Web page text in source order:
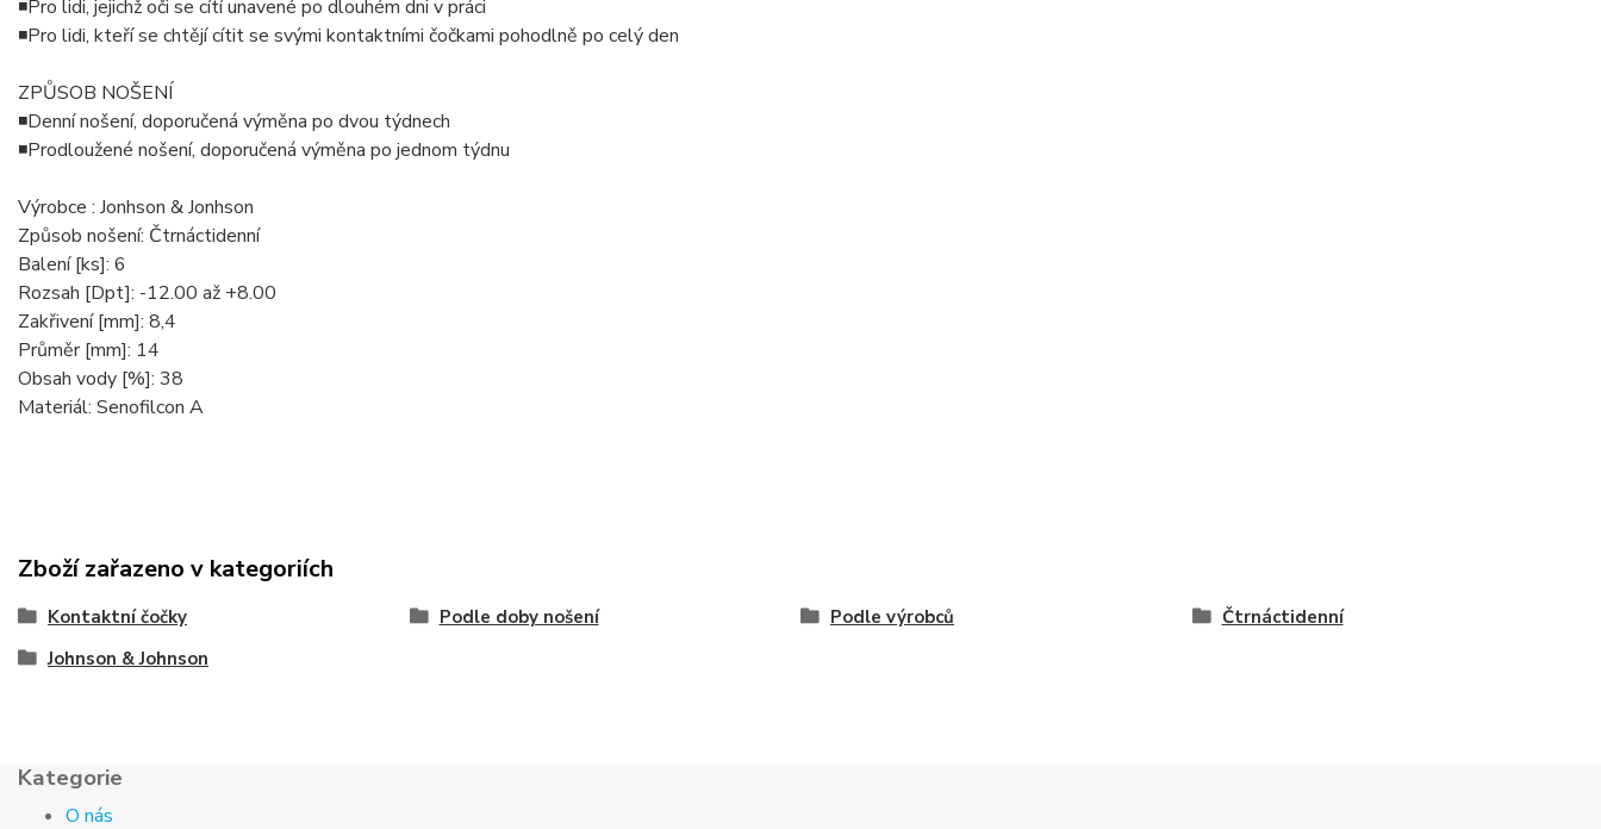
◾Pro lidi, jejichž oči se cítí unavené po dlouhém dni v práci
◾Pro lidi, kteří se chtějí cítit se svými kontaktními čočkami pohodlně po celý den
ZPŮSOB NOŠENÍ
◾Denní nošení, doporučená výměna po dvou týdnech
◾Prodloužené nošení, doporučená výměna po jednom týdnu
Výrobce : Jonhson & Jonhson
Způsob nošení: Čtrnáctidenní
Balení [ks]: 6
Rozsah [Dpt]: -12.00 až +8.00
Zakřivení [mm]: 8,4
Průměr [mm]: 14
Obsah vody [%]: 38
Materiál: Senofilcon A
Zboží zařazeno v kategoriích
Kontaktní čočky Podle doby nošení Podle výrobců
Čtrnáctidenní
Johnson & Johnson
Kategorie
O nás